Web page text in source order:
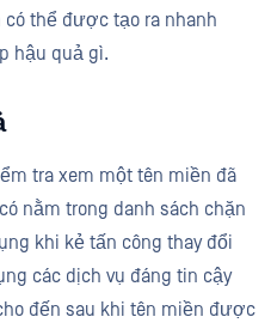
thể được tạo ra nhanh
hậu quả gì.
tra xem một tên miền đã
nằm trong danh sách chặn
khi kẻ tấn công thay đổi
các dịch vụ đáng tin cậy
đến sau khi tên miền được